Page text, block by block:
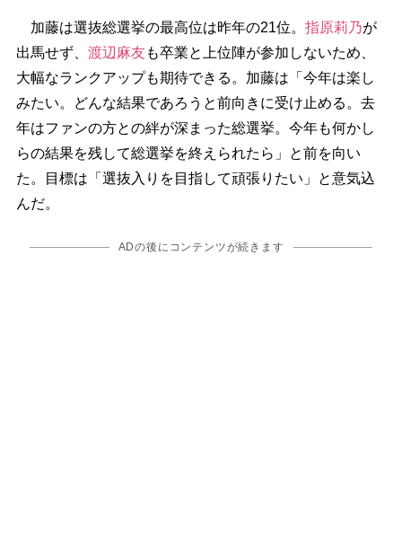
加藤は選抜総選挙の最高位は昨年の21位。 指原莉乃が
出馬せず、 渡辺麻友も卒業と上位陣が参加しないため、
大幅なランクアップも期待できる。加藤は「今年は楽し
みたい。どんな結果であろうと前向きに受け止める。去
年はファンの方との絆が深まった総選挙。今年も何かし
らの結果を残して総選挙を終えられたら」と前を向い
た。目標は「選抜入りを目指して頑張りたい」と意気込
んだ。
ADの後にコンテンツが続きます